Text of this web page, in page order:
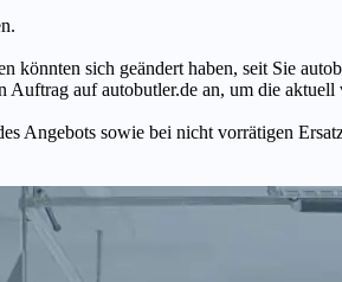
könnten sich geändert haben, seit Sie
auf autobutler.de an, um die aktuell
Angebots sowie bei nicht vorrätigen